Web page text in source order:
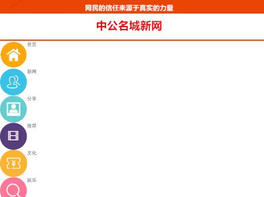
首页
新网
分享
推荐
文化
娱乐